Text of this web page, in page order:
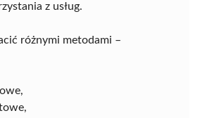
z usług.
różnymi metodami –